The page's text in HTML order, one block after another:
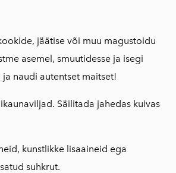
jäätise või muu magustoidu
asemel, smuutidesse ja isegi
ja naudi autentset maitset!
Säilitada jahedas kuivas
kunstlikke lisaaineid ega
suhkrut.